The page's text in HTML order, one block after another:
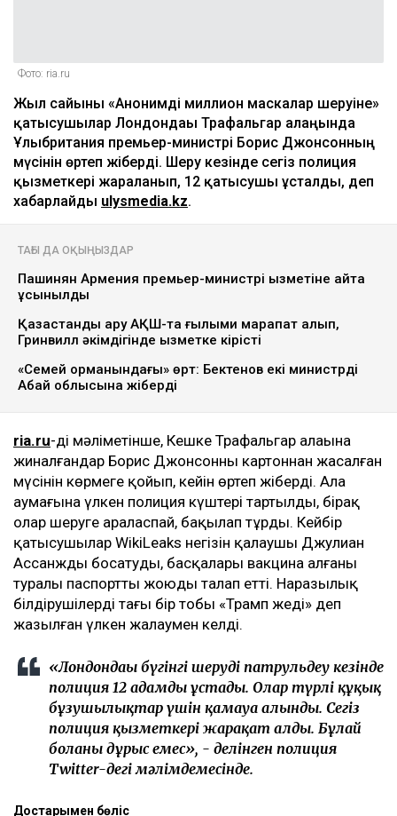
Фото: ria.ru
Жыл сайынғы «Анонимді миллион маскалар шеруіне»
қатысушылар Лондондағы Трафальгар алаңында
Ұлыбритания премьер-министрі Борис Джонсонның
мүсінін өртеп жіберді. Шеру кезінде сегіз полиция
қызметкері жараланып, 12 қатысушы ұсталды, деп
хабарлайды ulysmedia.kz.
ТАҒЫ ДА ОҚЫҢЫЗДАР
Пашинян Армения премьер-министрі қызметіне қайта
ұсынылды
Қазақстандық ару АҚШ-та ғылыми марапат алып,
Гринвилл әкімдігінде қызметке кірісті
«Семей орманындағы» өрт: Бектенов екі министрді
Абай облысына жіберді
ria.ru-дің мәліметінше, Кешке Трафальгар алаңына
жиналғандар Борис Джонсонның картоннан жасалған
мүсінін көрмеге қойып, кейін өртеп жіберді. Алаң
аумағына үлкен полиция күштері тартылды, бірақ
олар шеруге араласпай, бақылап тұрды. Кейбір
қатысушылар WikiLeaks негізін қалаушы Джулиан
Ассанжды босатуды, басқалары вакцина алғаны
туралы паспортты жоюды талап етті. Наразылық
білдірушілердің тағы бір тобы «Трамп жеңді» деп
жазылған үлкен жалаумен келді.
«Лондондағы бүгінгі шеруді патрульдеу кезінде
полиция 12 адамды ұстады. Олар түрлі құқық
бұзушылықтар үшін қамауға алынды. Сегіз
полиция қызметкері жарақат алды. Бұлай
болғаны дұрыс емес», - делінген полиция
Twitter-дегі мәлімдемесінде.
Достарыңмен бөліс